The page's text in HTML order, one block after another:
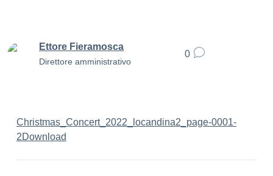
Ettore Fieramosca
Direttore amministrativo
0
Christmas_Concert_2022_locandina2_page-0001-
2Download